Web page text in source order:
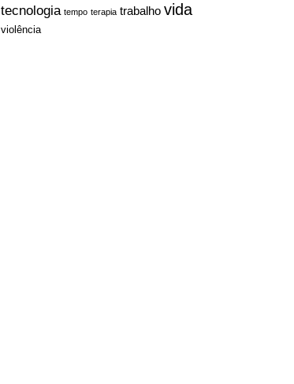
tecnologia tempo terapia trabalho vida
violência